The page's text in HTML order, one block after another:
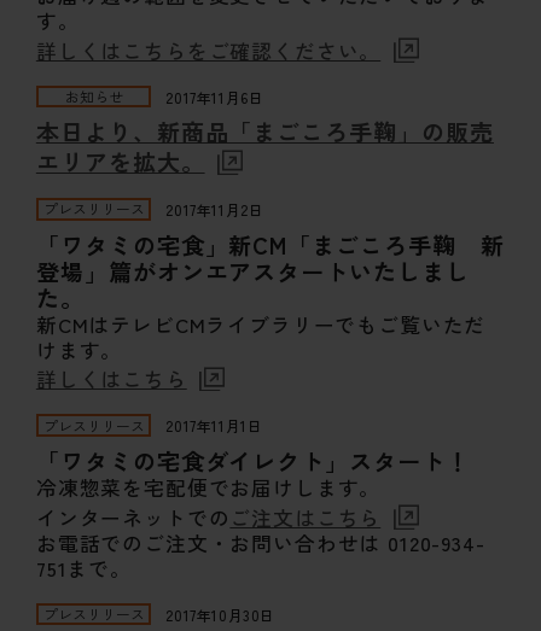
す。
詳しくはこちらをご確認ください。
お知らせ 2017年11月6日
本日より、新商品「まごころ手鞠」の販売
エリアを拡大。
プレスリリース 2017年11月2日
「ワタミの宅食」新CM「まごころ手鞠 新
登場」篇がオンエアスタートいたしまし
た。
新CMはテレビCMライブラリーでもご覧いただ
けます。
詳しくはこちら
プレスリリース 2017年11月1日
「ワタミの宅食ダイレクト」スタート！
冷凍惣菜を宅配便でお届けします。
インターネットでの ご注文はこちら
お電話でのご注文・お問い合わせは 0120-934-
751まで。
プレスリリース 2017年10月30日